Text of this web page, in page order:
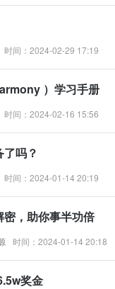
时间：2024-02-29 17:19
）学习手册
时间：2024-02-16 15:56
吗？
时间：2024-01-14 20:19
，助你事半功倍
时间：2024-01-14 20:18
奖金